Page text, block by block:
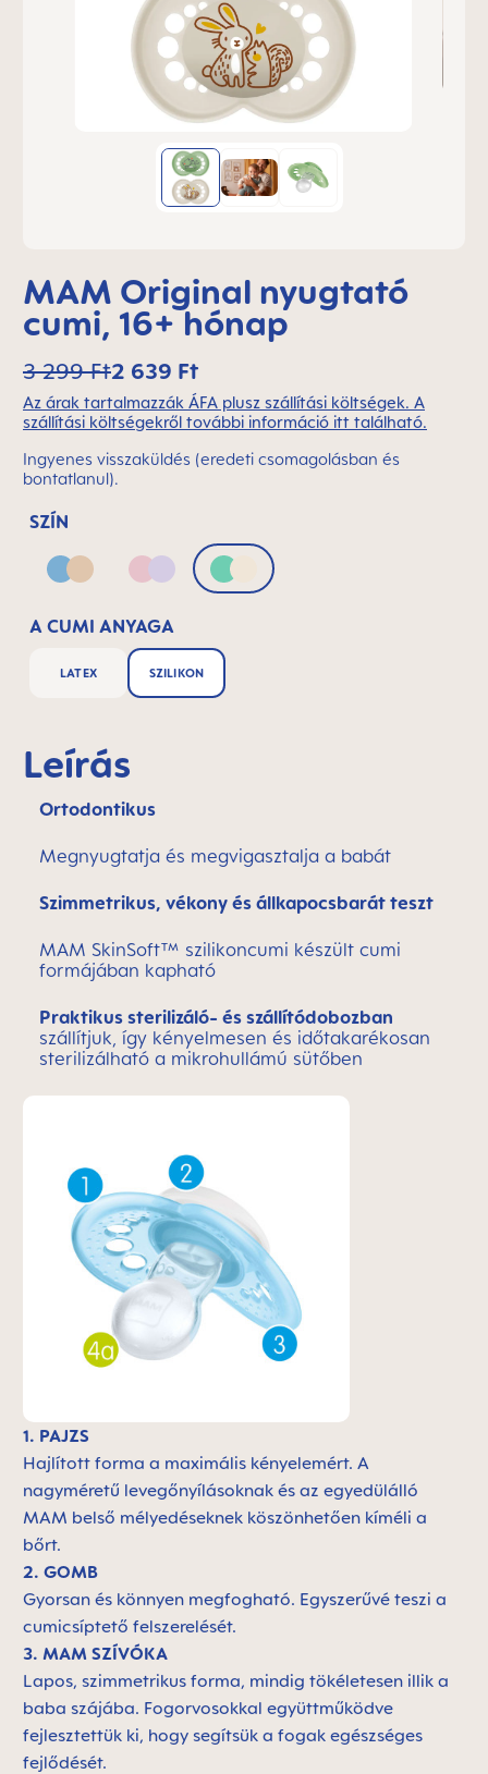
MAM Original nyugtató
cumi, 16+ hónap
2 639 Ft
3 299 Ft
Az árak tartalmazzák ÁFA plusz szállítási költségek. A
szállítási költségekről további információ itt található.
Ingyenes visszaküldés (eredeti csomagolásban és
bontatlanul).
SZÍN
Teal & CottonPink & LilacGreen & Neutral
A CUMI ANYAGA
LATEX SZILIKON
Leírás
Ortodontikus
Megnyugtatja és megvigasztalja a babát
Szimmetrikus, vékony és állkapocsbarát teszt
MAM SkinSoft™ szilikoncumi készült cumi
formájában kapható
Praktikus sterilizáló- és szállítódobozban
szállítjuk, így kényelmesen és időtakarékosan
sterilizálható a mikrohullámú sütőben
1. PAJZS
Hajlított forma a maximális kényelemért. A
nagyméretű levegőnyílásoknak és az egyedülálló
MAM belső mélyedéseknek köszönhetően kíméli a
bőrt.
2. GOMB
Gyorsan és könnyen megfogható. Egyszerűvé teszi a
cumicsíptető felszerelését.
3. MAM SZÍVÓKA
Lapos, szimmetrikus forma, mindig tökéletesen illik a
baba szájába. Fogorvosokkal együttműködve
fejlesztettük ki, hogy segítsük a fogak egészséges
fejlődését.